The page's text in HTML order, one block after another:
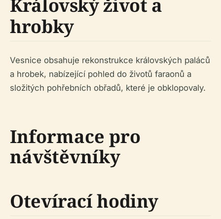
Královský život a
hrobky
Vesnice obsahuje rekonstrukce královských paláců
a hrobek, nabízející pohled do životů faraonů a
složitých pohřebních obřadů, které je obklopovaly.
Informace pro
návštěvníky
Otevírací hodiny